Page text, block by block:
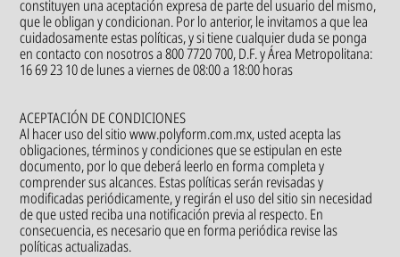
Contáctanos 800 712 6639
Inspiración
constituyen una aceptación expresa de parte del usuario del mismo,
que le obligan y condicionan. Por lo anterior, le invitamos a que lea
cuidadosamente estas políticas, y si tiene cualquier duda se ponga
en contacto con nosotros a 800 7720 700, D.F. y Área Metropolitana:
16 69 23 10 de lunes a viernes de 08:00 a 18:00 horas
ACEPTACIÓN DE CONDICIONES
Al hacer uso del sitio www.polyform.com.mx, usted acepta las
obligaciones, términos y condiciones que se estipulan en este
documento, por lo que deberá leerlo en forma completa y
comprender sus alcances. Estas políticas serán revisadas y
modificadas periódicamente, y regirán el uso del sitio sin necesidad
de que usted reciba una notificación previa al respecto. En
consecuencia, es necesario que en forma periódica revise las
políticas actualizadas.